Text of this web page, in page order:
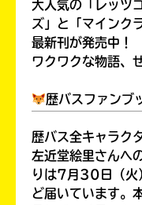
大人気の「レッツ
ズ」と「マインク
最新刊が発売中！
ワクワクな物語、
歴バスファンブ
歴バス全キャラク
左近堂絵里さんへ
りは7月30日（
ど届いています。